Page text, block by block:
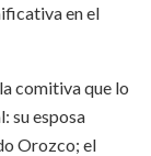
en el
comitiva que lo
su esposa
Orozco; el